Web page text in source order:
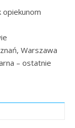
Warszawa
– ostatnie